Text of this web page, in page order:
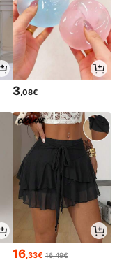
3,08€
16 ,33€ 16,49€